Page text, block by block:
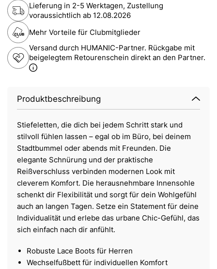
Lieferung in 2-5 Werktagen, Zustellung
voraussichtlich ab 12.08.2026
Mehr Vorteile für Clubmitglieder
Versand durch HUMANIC-Partner. Rückgabe mit
beigelegtem Retourenschein direkt an den Partner.
Produktbeschreibung
Stiefeletten, die dich bei jedem Schritt stark und
stilvoll fühlen lassen – egal ob im Büro, bei deinem
Stadtbummel oder abends mit Freunden. Die
elegante Schnürung und der praktische
Reißverschluss verbinden modernen Look mit
cleverem Komfort. Die herausnehmbare Innensohle
schenkt dir Flexibilität und sorgt für dein Wohlgefühl
auch an langen Tagen. Setze ein Statement für deine
Individualität und erlebe das urbane Chic-Gefühl, das
sich einfach nach dir anfühlt.
Robuste Lace Boots für Herren
Wechselfußbett für individuellen Komfort